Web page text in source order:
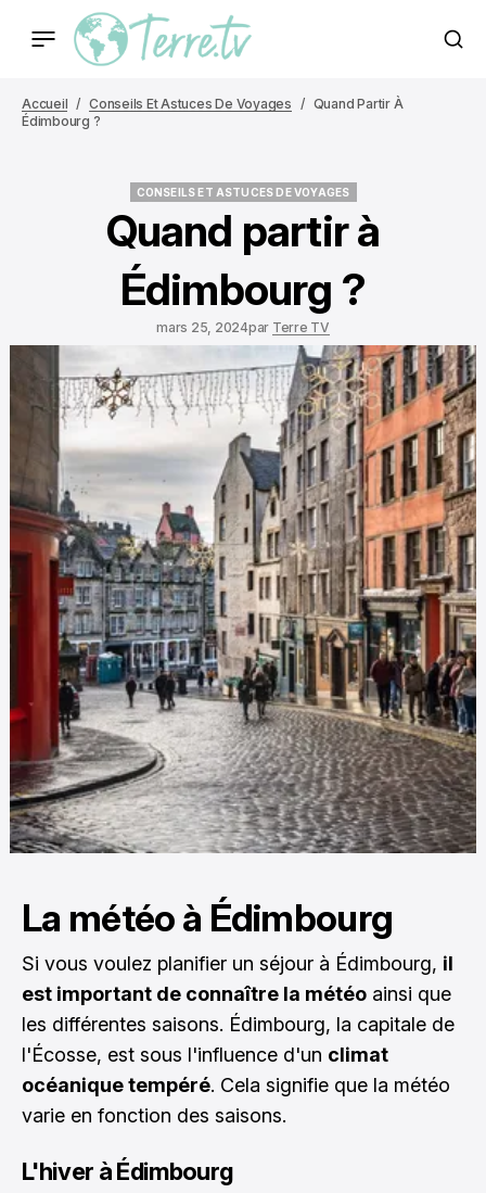
Accueil Conseils Et Astuces De Voyages
Quand Partir À
Édimbourg ?
CONSEILS ET ASTUCES DE VOYAGES
Quand partir à
Édimbourg ?
mars 25, 2024par Terre TV
La météo à Édimbourg
Si vous voulez planifier un séjour à Édimbourg, il
est important de connaître la météo ainsi que
les différentes saisons. Édimbourg, la capitale de
l'Écosse, est sous l'influence d'un climat
océanique tempéré. Cela signifie que la météo
varie en fonction des saisons.
L'hiver à Édimbourg